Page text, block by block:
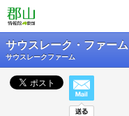
サウスレーク・ファーム
サウスレークファーム